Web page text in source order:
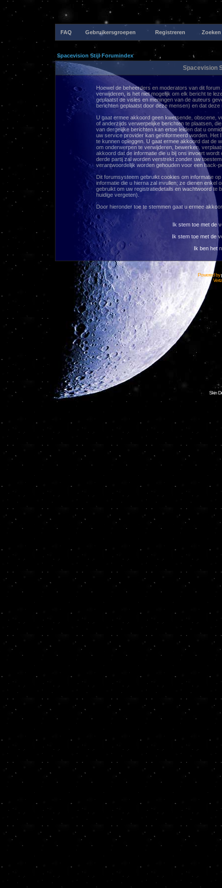
FAQ Gebruikersgroepen Registreren Zoeken
Spacevision Stijl Forumindex
Spacevision
Hoewel de beheerders en moderators van dit
verwijderen, is het niet mogelijk om elk bericht te
geplaatst de visies en meningen van de auteurs
berichten geplaatst door deze mensen) en dat
U gaat ermee akkoord geen kwetsende, obscene,
of anderzijds verwerpelijke berichten te plaatsen,
van dergelijke berichten kan ertoe leiden dat u
uw service provider kan geïnformeerd worden. Het
te kunnen opleggen. U gaat ermee akkoord dat de
om onderwerpen te verwijderen, bewerken,
akkoord dat de informatie die u bij ons invoert
derde partij zal worden verstrekt zonder uw
verantwoordelijk worden gehouden voor een hack-
Dit forumsysteem gebruikt cookies om informatie
informatie die u hierna zal invullen; ze dienen
gebruikt om uw registratiedetails en wachtwoord te
huidige vergeten).
Door hieronder toe te stemmen gaat u ermee
Ik stem toe met de
Ik stem toe met de
Ik ben het
Powered by
Skin